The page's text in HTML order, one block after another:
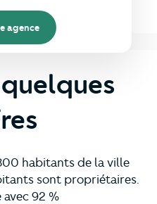
agence
habitants de la ville
sont propriétaires.
92 %